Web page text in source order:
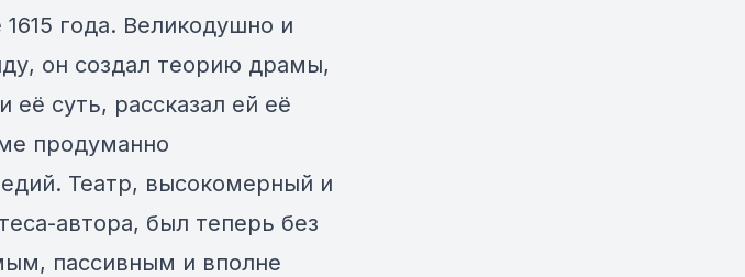
года. Великодушно и
он создал теорию драмы,
её суть, рассказал ей её
продуманно
Театр, высокомерный и
автора, был теперь без
пассивным и вполне